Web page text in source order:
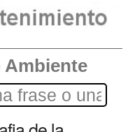
Ambiente